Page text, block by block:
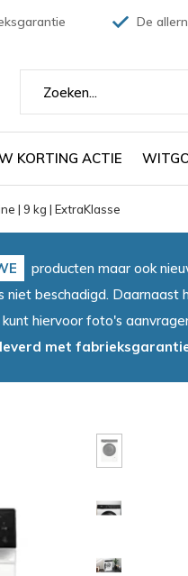
KORTING ACTIE
De
| 9 kg | ExtraKlasse
producten maar ook
niet beschadigd. Daarnaast
hiervoor foto's
met